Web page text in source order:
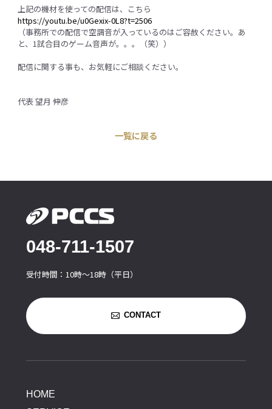
上記の機材を使っての配信は、こちら
https://youtu.be/u0Gexix-0L8?t=2506
（事務所での配信で空調音が入っているのはご容赦ください。あ
と、1試合目のゲーム音声が。。。（笑））
配信に関する事も、お気軽にご相談ください。
代表 望月 伸彦
一覧に戻る
048-711-1507
受付時間：10時〜18時（平日）
CONTACT
HOME